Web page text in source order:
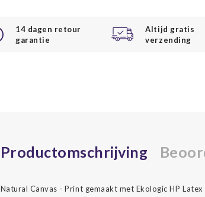
14 dagen retour
garantie
Altijd gratis
verzending
Productomschrijving
Natural Canvas - Print gemaakt met Ekologic HP